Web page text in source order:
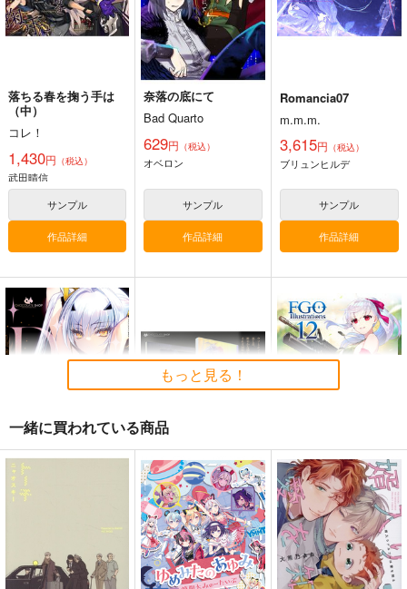
Fate/Grand Order
アルジュナ
カルナ
カート
サンプル
カート カート
悪縁
（税込）
マシュ・キリエライト
リリス
Fate Log Grand UNO
FFICIAL FANBOOK
act on
Fate/Grand Order
ギルガメッシュ
サンプル
カート
Fate/GOMEMO10
ワダメモ
785円（税込）
サンプル
カート
落ちる春を掬う手は
（中）
コレ！
1,430円 （税込）
武田晴信
サンプル
作品詳細
奈落の底にて
Bad Quarto
629円 （税込）
オベロン
サンプル
作品詳細
Romancia07
m.m.m.
3,615円 （税込）
ブリュンヒルデ
サンプル
作品詳細
ドバイフィックス
チョコレート・ショッ
1,100円
メリュジーヌ
アクリルカレイドフレ
ーム『オベロン・リバ
ーシブル』
チョコレート・ショッ
プ
4,400円（税込）
オベロン
FGO Illustrations 12
ReDrop
1,210円 （税込）
カーマ
もっと見る！
一緒に買われている商品